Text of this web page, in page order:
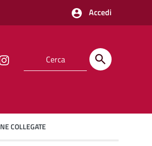
Accedi
COLLEGATE